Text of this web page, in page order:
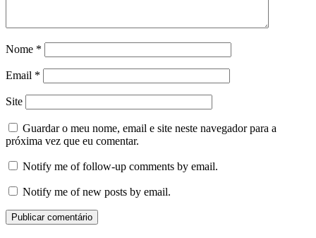
Nome *
Email *
Site
Guardar o meu nome, email e site neste navegador para a
próxima vez que eu comentar.
Notify me of follow-up comments by email.
Notify me of new posts by email.